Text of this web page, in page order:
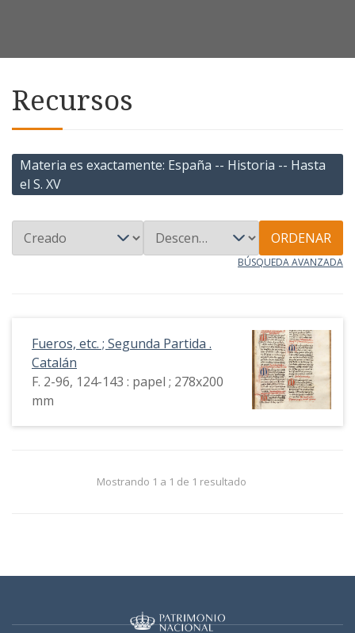
Recursos
Materia es exactamente España -- Historia -- Hasta
el S. XV
ORDENAR
BÚSQUEDA AVANZADA
Fueros, etc. ; Segunda Partida .
Catalán
F. 2-96, 124-143 : papel ; 278x200
mm
Mostrando 1 a 1 de 1 resultado